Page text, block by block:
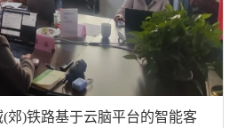
(郊)铁路基于云脑平台的智能客